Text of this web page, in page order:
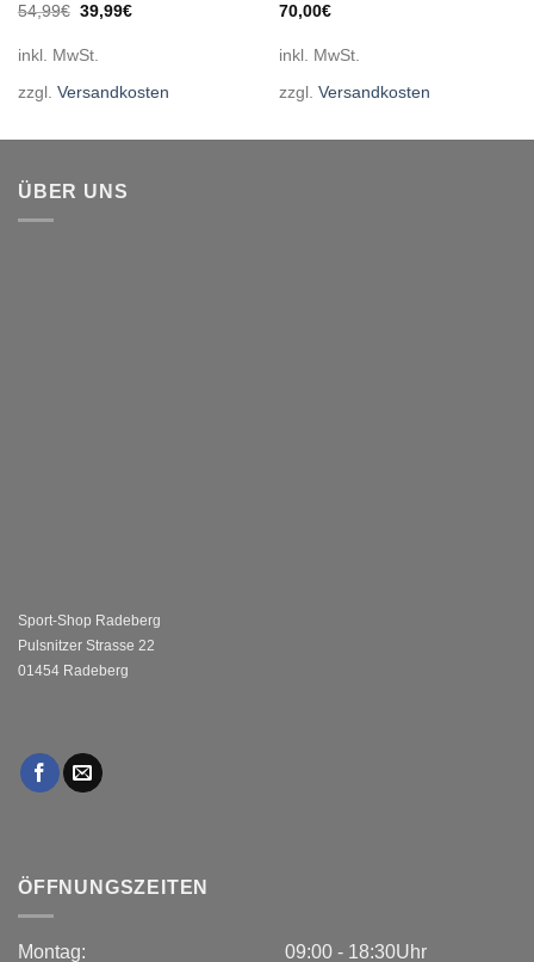
54,99€ Ursprünglicher
54,99€
39,99€Aktueller
inkl. MwSt.
zzgl. Versandkosten
70,00€
inkl. MwSt.
zzgl. Versandkosten
ÜBER UNS
Sport-Shop Radeberg
Pulsnitzer Strasse 22
01454 Radeberg
ÖFFNUNGSZEITEN
Montag: 09:00 - 18:30Uhr